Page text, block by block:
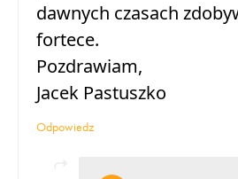
dawnych czasach
fortece.
Pozdrawiam,
Jacek Pastuszko
Odpowiedz